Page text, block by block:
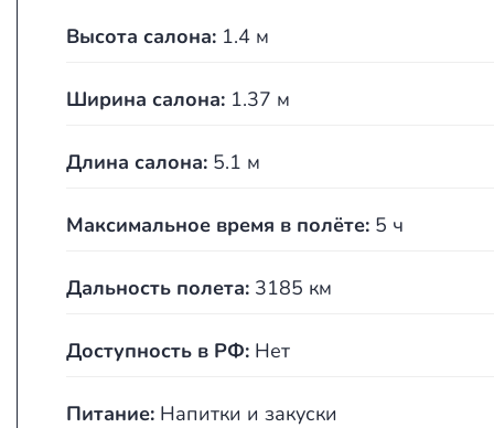
Высота салона: 1.4 м
Ширина салона: 1.37 м
Длина салона: 5.1 м
Максимальное время в полёте: 5 ч
Дальность полета: 3185 км
Доступность в РФ: Нет
Питание: Напитки и закуски